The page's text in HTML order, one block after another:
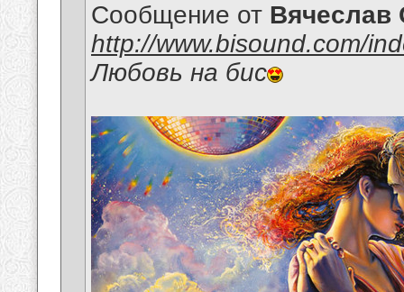
Сообщение от Вячеслав
http://www.bisound.com/
Любовь на бис